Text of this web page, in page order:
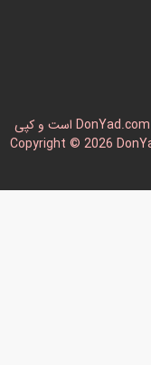
کلیه‌ی حقوق مادی و معنوی این سایت متعلق به DonYad.com است و کپی